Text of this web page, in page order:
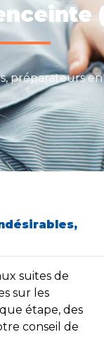
préparateurs
suites de
sur les
étape, des
conseil de